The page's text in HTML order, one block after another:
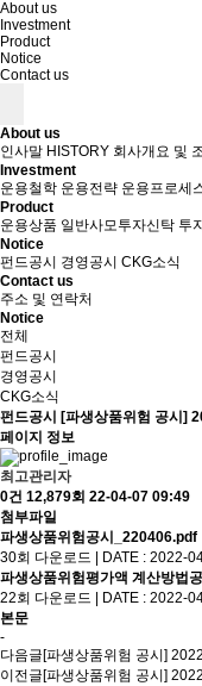
About us
Investment
Product
Notice
Contact us
About us
인사말 HISTORY 회사개요 및
Investment
운용철학 운용전략 운용프로세
Product
운용상품 일반사모투자신탁 투
Notice
펀드공시
경영공시 CKG소식
Contact us
주소 및 연락처
Notice
전체
펀드공시
경영공시
CKG소식
펀드공시
[파생상품위험 공시]
페이지 정보
최고관리자
0건 12,879회 22-04-07 09:49
첨부파일
파생상품위험공시_220406.pdf
30회 다운로드 | DATE : 2022-
파생상품위험평가액 계산방법
22회 다운로드 | DATE : 2022-
본문
-
다음글[파생상품위험 공시]
이전글[파생상품위험 공시]